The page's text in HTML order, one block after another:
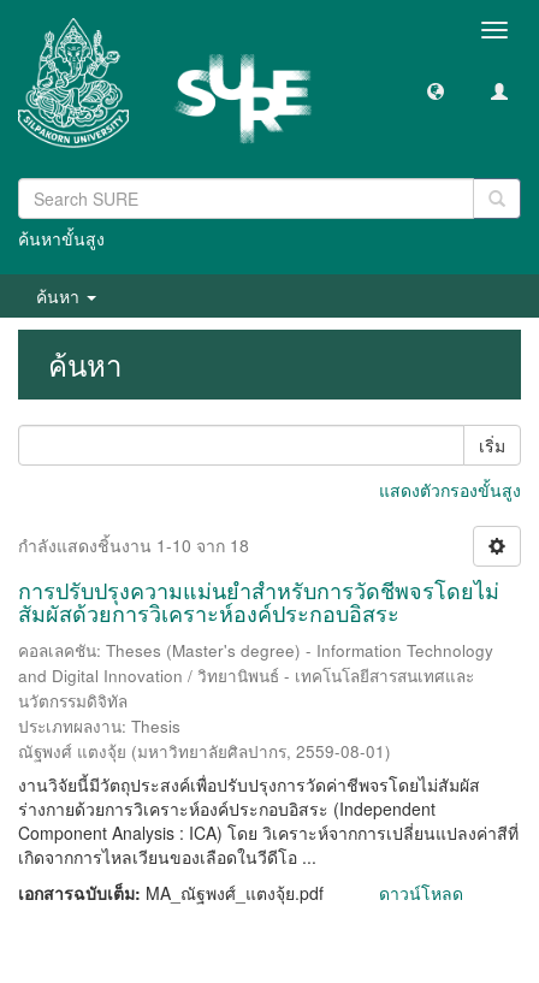
ค้นหาขั้นสูง
ค้นหา
ค้นหา
เริ่ม
แสดงตัวกรองขั้นสูง
กำลังแสดงชิ้นงาน 1-10 จาก 18
การปรับปรุงความแม่นยำสำหรับการวัดชีพจรโดยไม่
สัมผัสด้วยการวิเคราะห์องค์ประกอบอิสระ
คอลเลคชัน: Theses (Master's degree) - Information Technology
and Digital Innovation / วิทยานิพนธ์ - เทคโนโลยีสารสนเทศและ
นวัตกรรมดิจิทัล
ประเภทผลงาน: Thesis
ณัฐพงศ์ แตงจุ้ย (มหาวิทยาลัยศิลปากร, 2559-08-01)
งานวิจัยนี้มีวัตถุประสงค์เพื่อปรับปรุงการวัดค่าชีพจรโดยไม่สัมผัส
ร่างกายด้วยการวิเคราะห์องค์ประกอบอิสระ (Independent
Component Analysis : ICA) โดย วิเคราะห์จากการเปลี่ยนแปลงค่าสีที่
เกิดจากการไหลเวียนของเลือดในวีดีโอ ...
เอกสารฉบับเต็ม: MA_ณัฐพงศ์_แตงจุ้ย.pdf ดาวน์โหลด